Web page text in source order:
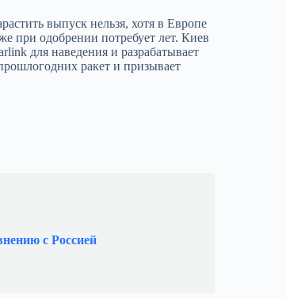
выпуск нельзя, хотя в Европе
при одобрении потребует лет. Киев
для наведения и разрабатывает
ракет и призывает
с Россией